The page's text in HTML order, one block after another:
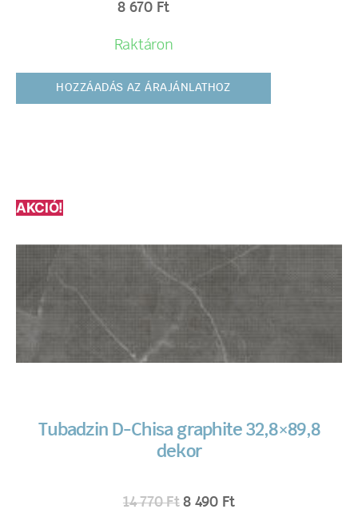
8 670 Ft
Raktáron
HOZZÁADÁS AZ ÁRAJÁNLATHOZ
AKCIÓ!
Tubadzin D-Chisa graphite 32,8×89,8
dekor
14 770Ft 8 490 Ft